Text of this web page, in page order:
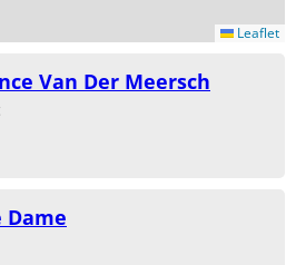
Leaflet
Van Der Meersch